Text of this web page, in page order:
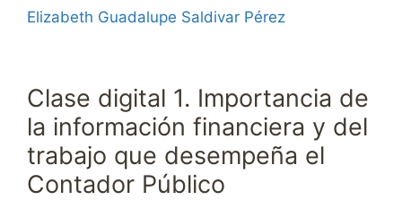
Elizabeth Guadalupe Saldivar Pérez
Clase digital 1. Importancia de
la información financiera y del
trabajo que desempeña el
Contador Público